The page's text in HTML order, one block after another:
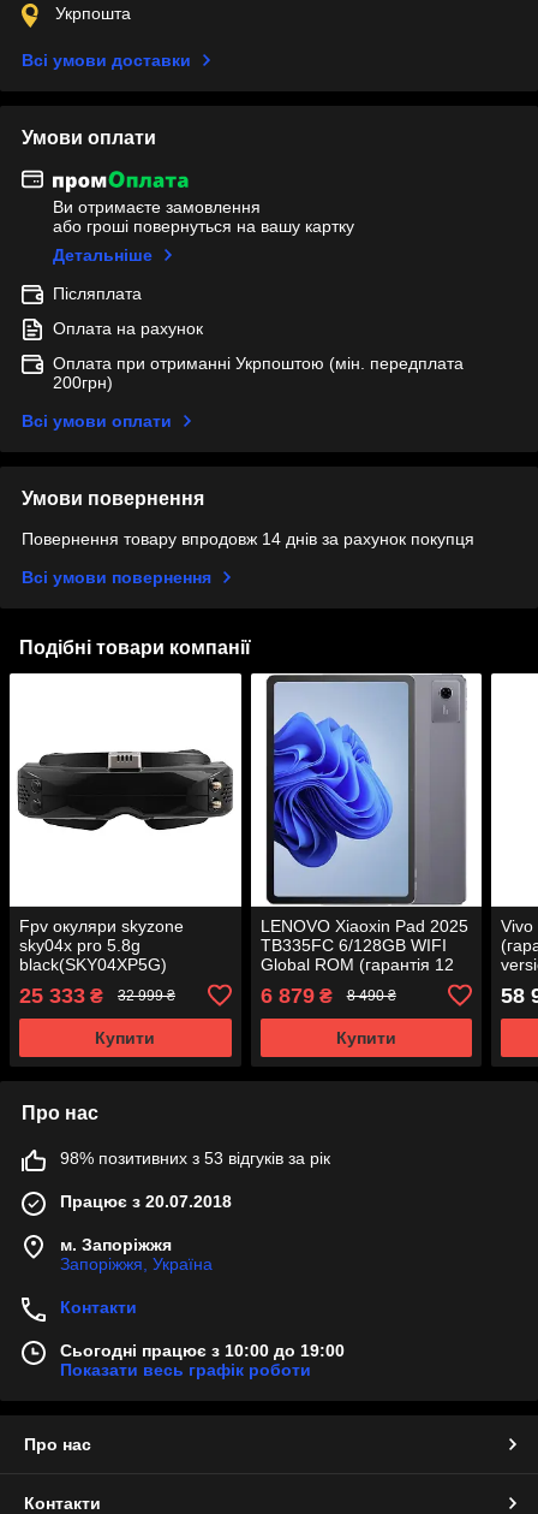
Укрпошта
Всі умови доставки
Умови оплати
Ви отримаєте замовлення
або гроші повернуться на вашу картку
Детальніше
Післяплата
Оплата на рахунок
Оплата при отриманні Укрпоштою (мін. передплата
200грн)
Всі умови оплати
Умови повернення
Повернення товару впродовж 14 днів за рахунок покупця
Всі умови повернення
Подібні товари компанії
Fpv окуляри skyzone
sky04x pro 5.8g
black(SKY04XP5G)
25 333 ₴ 32 999 ₴
Купити
LENOVO Xiaoxin Pad 2025
TB335FC 6/128GB WIFI
Global ROM (гарантія 12
6 879₴ 8 490 ₴
Купити
Vivo
58
Про нас
98% позитивних з 53 відгуків за рік
Працює з 20.07.2018
м. Запоріжжя
Запоріжжя, Україна
Контакти
Сьогодні працює з 10:00 до 19:00
Показати весь графік роботи
Про нас
Контакти